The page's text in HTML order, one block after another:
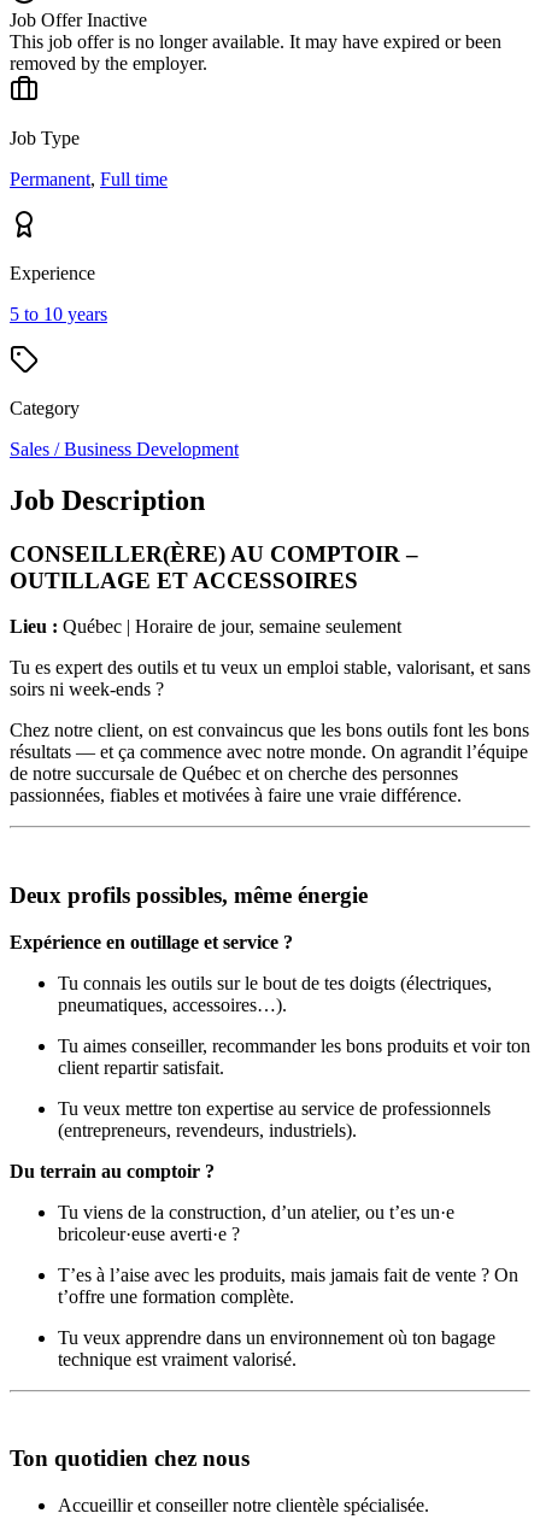
Job Offer Inactive
This job offer is no longer available. It may have expired or been
removed by the employer.
Job Type
Permanent, Full time
Experience
5 to 10 years
Category
Sales / Business Development
Job Description
CONSEILLER(ÈRE) AU COMPTOIR –
OUTILLAGE ET ACCESSOIRES
Lieu : Québec | Horaire de jour, semaine seulement
Tu es expert des outils et tu veux un emploi stable, valorisant, et sans
soirs ni week-ends ?
Chez notre client, on est convaincus que les bons outils font les bons
résultats — et ça commence avec notre monde. On agrandit l’équipe
de notre succursale de Québec et on cherche des personnes
passionnées, fiables et motivées à faire une vraie différence.
Deux profils possibles, même énergie
Expérience en outillage et service ?
Tu connais les outils sur le bout de tes doigts (électriques,
pneumatiques, accessoires…).
Tu aimes conseiller, recommander les bons produits et voir ton
client repartir satisfait.
Tu veux mettre ton expertise au service de professionnels
(entrepreneurs, revendeurs, industriels).
Du terrain au comptoir ?
Tu viens de la construction, d’un atelier, ou t’es un·e
bricoleur·euse averti·e ?
T’es à l’aise avec les produits, mais jamais fait de vente ? On
t’offre une formation complète.
Tu veux apprendre dans un environnement où ton bagage
technique est vraiment valorisé.
Ton quotidien chez nous
Accueillir et conseiller notre clientèle spécialisée.